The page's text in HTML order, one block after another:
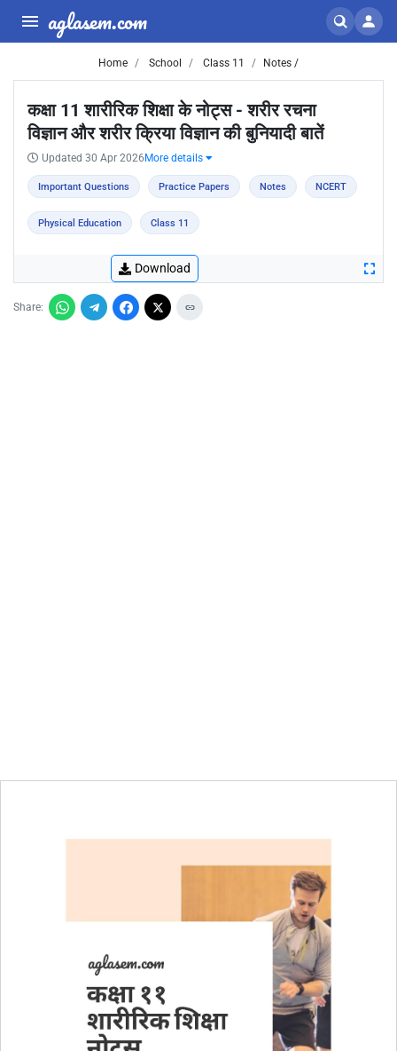
aglasem.com
Home School Class 11 Notes /
कक्षा 11 शारीरिक शिक्षा के नोट्स - शरीर रचना
विज्ञान और शरीर क्रिया विज्ञान की बुनियादी बातें
Updated 30 Apr 2026 More details
Important Questions Practice Papers Notes NCERT
Physical Education Class 11
Download
Share: